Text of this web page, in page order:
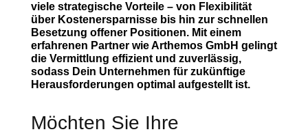
viele strategische Vorteile – von Flexibilität
über Kostenersparnisse bis hin zur schnellen
Besetzung offener Positionen. Mit einem
erfahrenen Partner wie Arthemos GmbH gelingt
die Vermittlung effizient und zuverlässig,
sodass Dein Unternehmen für zukünftige
Herausforderungen optimal aufgestellt ist.
Möchten Sie Ihre